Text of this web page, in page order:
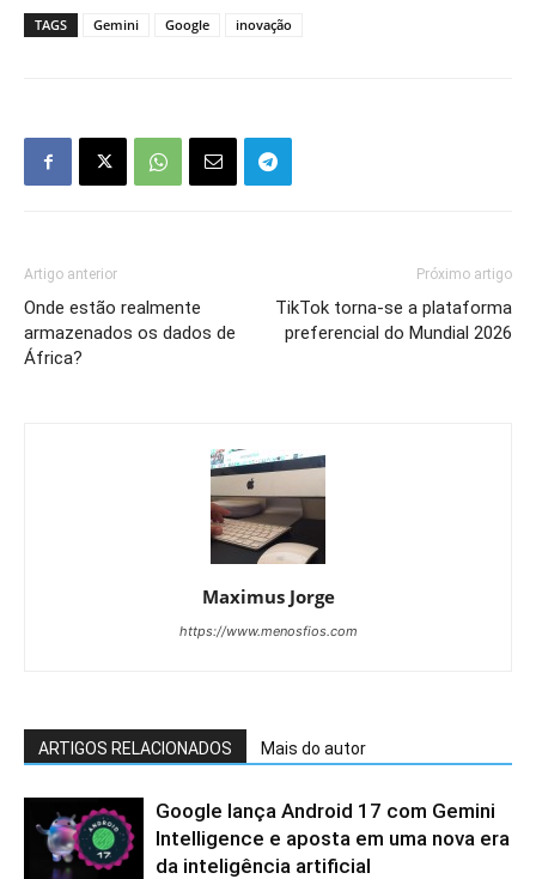
TAGS Gemini Google inovação
Artigo anterior
Onde estão realmente
armazenados os dados de
África?
Próximo artigo
TikTok torna-se a plataforma
preferencial do Mundial 2026
Maximus Jorge
https://www.menosfios.com
ARTIGOS RELACIONADOS Mais do autor
Google lança Android 17 com Gemini
Intelligence e aposta em uma nova era
da inteligência artificial